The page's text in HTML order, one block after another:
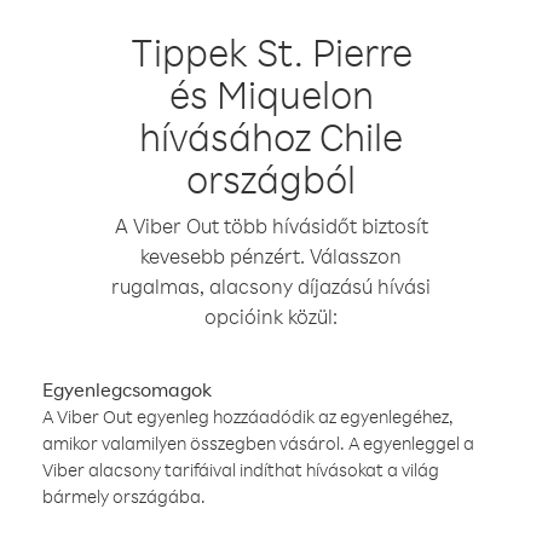
Tippek St. Pierre
és Miquelon
hívásához Chile
országból
A Viber Out több hívásidőt biztosít
kevesebb pénzért. Válasszon
rugalmas, alacsony díjazású hívási
opcióink közül:
Egyenlegcsomagok
A Viber Out egyenleg hozzáadódik az egyenlegéhez,
amikor valamilyen összegben vásárol. A egyenleggel a
Viber alacsony tarifáival indíthat hívásokat a világ
bármely országába.